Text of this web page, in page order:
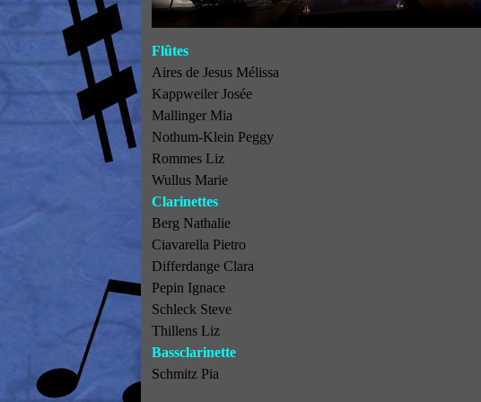
Flûtes
Aires de Jesus Mélissa
Kappweiler Josée
Mallinger Mia
Nothum-Klein Peggy
Rommes Liz
Wullus Marie
Clarinettes
Berg Nathalie
Ciavarella Pietro
Differdange Clara
Pepin Ignace
Schleck Steve
Thillens Liz
Bassclarinette
Schmitz Pia